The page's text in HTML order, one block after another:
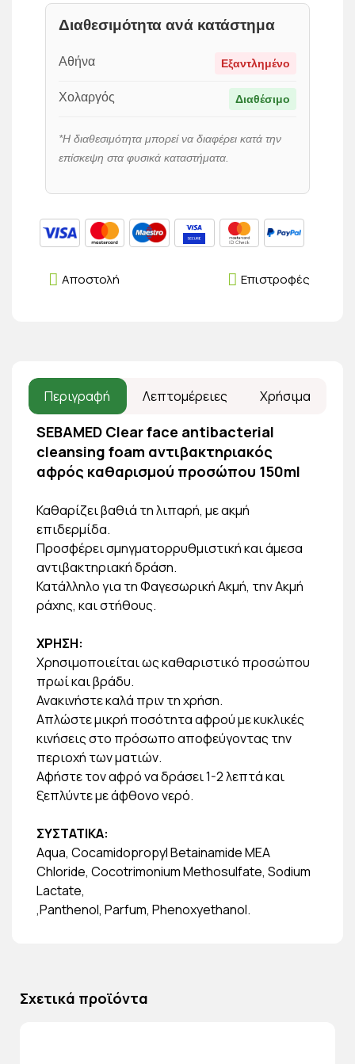
Διαθεσιμότητα ανά κατάστημα
Αθήνα Εξαντλημένο
Χολαργός Διαθέσιμο
*Η διαθεσιμότητα μπορεί να διαφέρει κατά την
επίσκεψη στα φυσικά καταστήματα.
Επιστροφές
Αποστολή
Περιγραφή Λεπτομέρειες Χρήσιμα
SEBAMED Clear face antibacterial
cleansing foam αντιβακτηριακός
αφρός καθαρισμού προσώπου 150ml
Καθαρίζει βαθιά τη λιπαρή, με ακμή
επιδερμίδα.
Προσφέρει σμηγματορρυθμιστική και άμεσα
αντιβακτηριακή δράση.
Κατάλληλο για τη Φαγεσωρική Ακμή, την Ακμή
ράχης, και στήθους.
ΧΡΗΣΗ:
Χρησιμοποιείται ως καθαριστικό προσώπου
πρωί και βράδυ.
Ανακινήστε καλά πριν τη χρήση.
Απλώστε μικρή ποσότητα αφρού με κυκλικές
κινήσεις στο πρόσωπο αποφεύγοντας την
περιοχή των ματιών.
Αφήστε τον αφρό να δράσει 1-2 λεπτά και
ξεπλύντε με άφθονο νερό.
ΣΥΣΤΑΤΙΚΑ:
Aqua, Cocamidopropyl Betainamide MEA
Chloride, Cocotrimonium Methosulfate, Sodium
Lactate,
,Panthenol, Parfum, Phenoxyethanol.
Σχετικά προϊόντα